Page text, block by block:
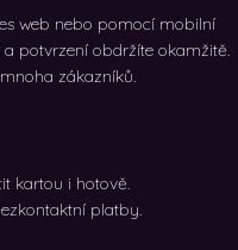
web nebo pomocí mobilní
potvrzení obdržíte okamžitě.
zákazníků.
kartou i hotově.
platby.